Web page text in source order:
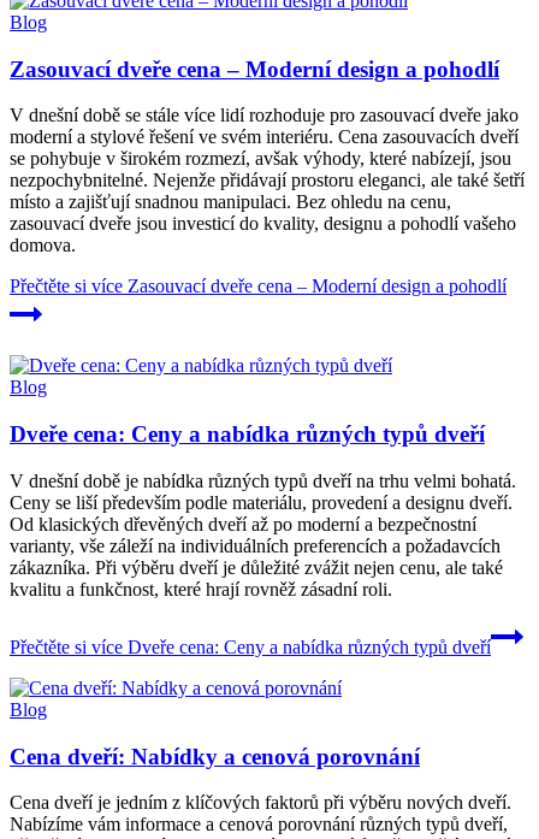
Blog
Zasouvací dveře cena – Moderní design a pohodlí
V dnešní době se stále více lidí rozhoduje pro zasouvací dveře jako
moderní a stylové řešení ve svém interiéru. Cena zasouvacích dveří
se pohybuje v širokém rozmezí, avšak výhody, které nabízejí, jsou
nezpochybnitelné. Nejenže přidávají prostoru eleganci, ale také šetří
místo a zajišťují snadnou manipulaci. Bez ohledu na cenu,
zasouvací dveře jsou investicí do kvality, designu a pohodlí vašeho
domova.
Přečtěte si více Zasouvací dveře cena – Moderní design a pohodlí
Blog
Dveře cena: Ceny a nabídka různých typů dveří
V dnešní době je nabídka různých typů dveří na trhu velmi bohatá.
Ceny se liší především podle materiálu, provedení a designu dveří.
Od klasických dřevěných dveří až po moderní a bezpečnostní
varianty, vše záleží na individuálních preferencích a požadavcích
zákazníka. Při výběru dveří je důležité zvážit nejen cenu, ale také
kvalitu a funkčnost, které hrají rovněž zásadní roli.
Přečtěte si více Dveře cena: Ceny a nabídka různých typů dveří
Blog
Cena dveří: Nabídky a cenová porovnání
Cena dveří je jedním z klíčových faktorů při výběru nových dveří.
Nabízíme vám informace a cenová porovnání různých typů dveří,